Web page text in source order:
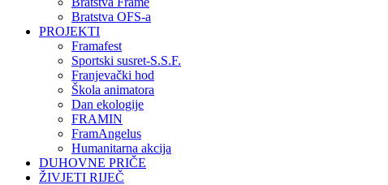
Bratstva OFS-a
PROJEKTI
Framafest
Sportski susret-S.S.F.
Franjevački hod
Škola animatora
Dan ekologije
FRAMIN
FramAngelus
Humanitarna akcija
DUHOVNE PRIČE
ŽIVJETI RIJEČ